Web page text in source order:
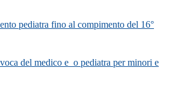
pediatra fino al compimento del 16°
del medico e_o pediatra per minori e